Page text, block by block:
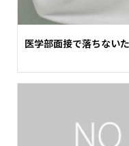
医学部面接で落ちない